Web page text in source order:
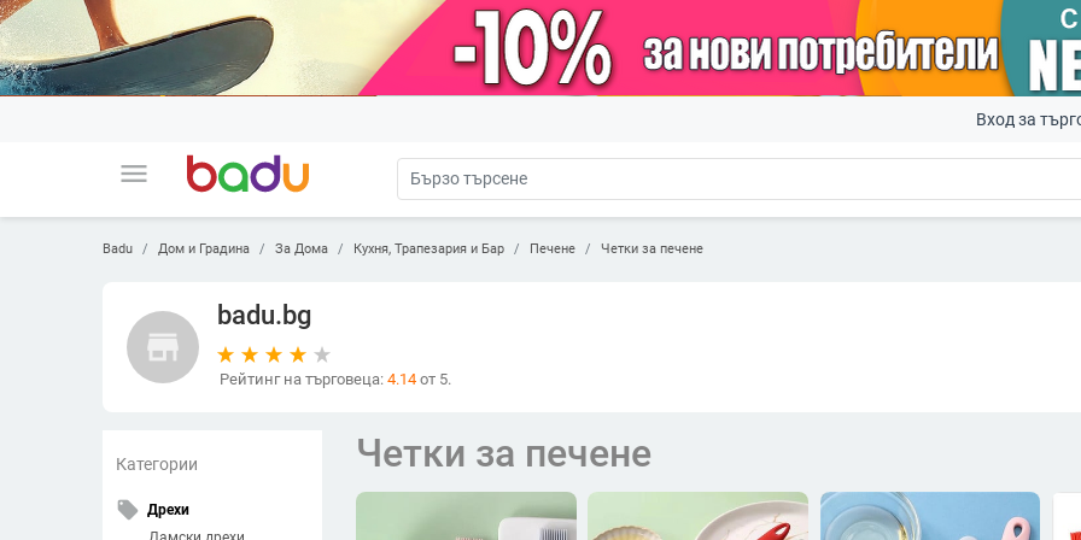
menu
Вход за
Badu Дом и Градина За Дома Кухня, Трапезария и Бар Печене Четки за печене
store
badu.bg
Рейтинг на търговеца: 4.14 от 5.
Категории
local_offer Дрехи
Четки за печене